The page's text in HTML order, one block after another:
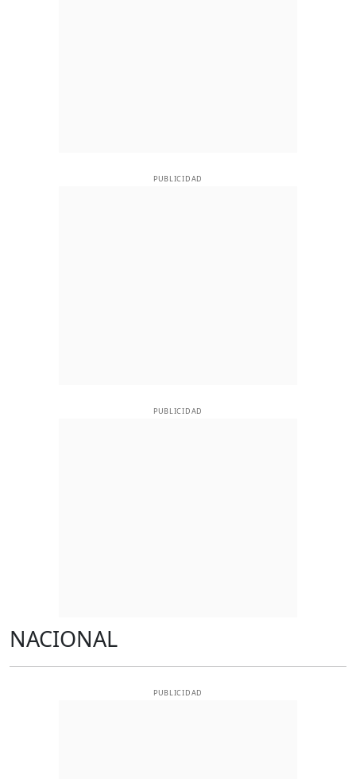
PUBLICIDAD
PUBLICIDAD
NACIONAL
PUBLICIDAD